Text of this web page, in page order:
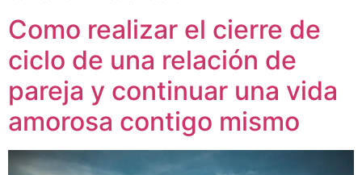
Como realizar el cierre de
ciclo de una relación de
pareja y continuar una vida
amorosa contigo mismo